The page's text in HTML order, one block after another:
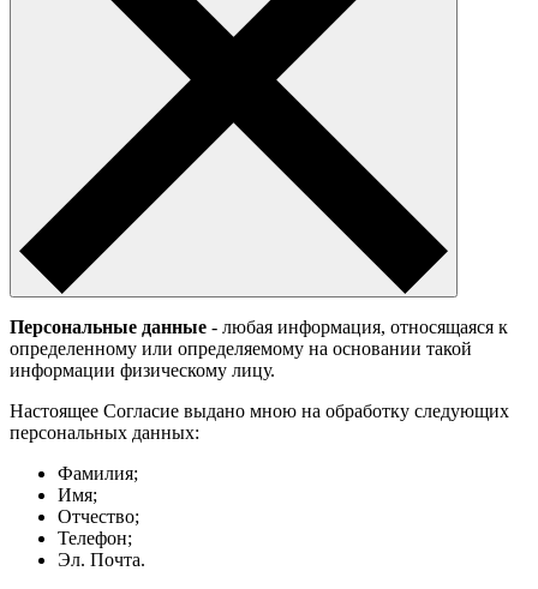
Персональные данные - любая информация, относящаяся к
определенному или определяемому на основании такой
информации физическому лицу.
Настоящее Согласие выдано мною на обработку следующих
персональных данных:
Фамилия;
Имя;
Отчество;
Телефон;
Эл. Почта.